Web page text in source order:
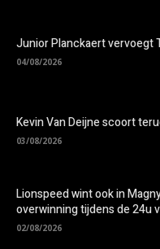
Junior Planckaert vervoegt
04/08/2026
Kevin Van Deijne scoort
03/08/2026
Lionspeed wint ook in
overwinning tijdens de 24u
02/08/2026